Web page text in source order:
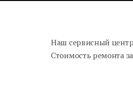
Наш сервисный
Стоимость ремонта